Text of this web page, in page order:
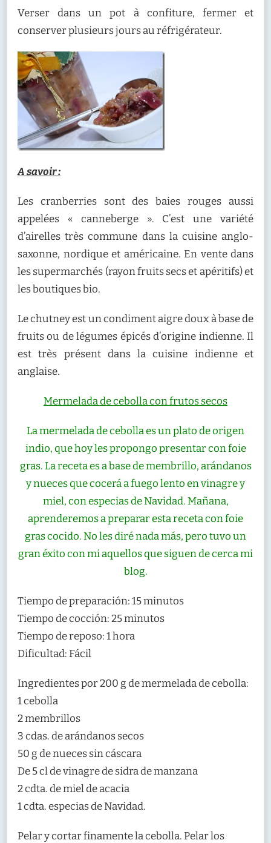
Verser dans un pot à confiture, fermer et
conserver plusieurs jours au réfrigérateur.
A savoir :
Les cranberries sont des baies rouges aussi
appelées « canneberge ». C’est une variété
d’airelles très commune dans la cuisine anglo-
saxonne, nordique et américaine. En vente dans
les supermarchés (rayon fruits secs et apéritifs) et
les boutiques bio.
Le chutney est un condiment aigre doux à base de
fruits ou de légumes épicés d’origine indienne. Il
est très présent dans la cuisine indienne et
anglaise.
Mermelada de cebolla con frutos secos
La mermelada de cebolla es un plato de origen
indio, que hoy les propongo presentar con foie
gras. La receta es a base de membrillo, arándanos
y nueces que cocerá a fuego lento en vinagre y
miel, con especias de Navidad. Mañana,
aprenderemos a preparar esta receta con foie
gras cocido. No les diré nada más, pero tuvo un
gran éxito con mi aquellos que siguen de cerca mi
blog.
Tiempo de preparación: 15 minutos
Tiempo de cocción: 25 minutos
Tiempo de reposo: 1 hora
Dificultad: Fácil
Ingredientes por 200 g de mermelada de cebolla:
1 cebolla
2 membrillos
3 cdas. de arándanos secos
50 g de nueces sin cáscara
De 5 cl de vinagre de sidra de manzana
2 cdta. de miel de acacia
1 cdta. especias de Navidad.
Pelar y cortar finamente la cebolla. Pelar los